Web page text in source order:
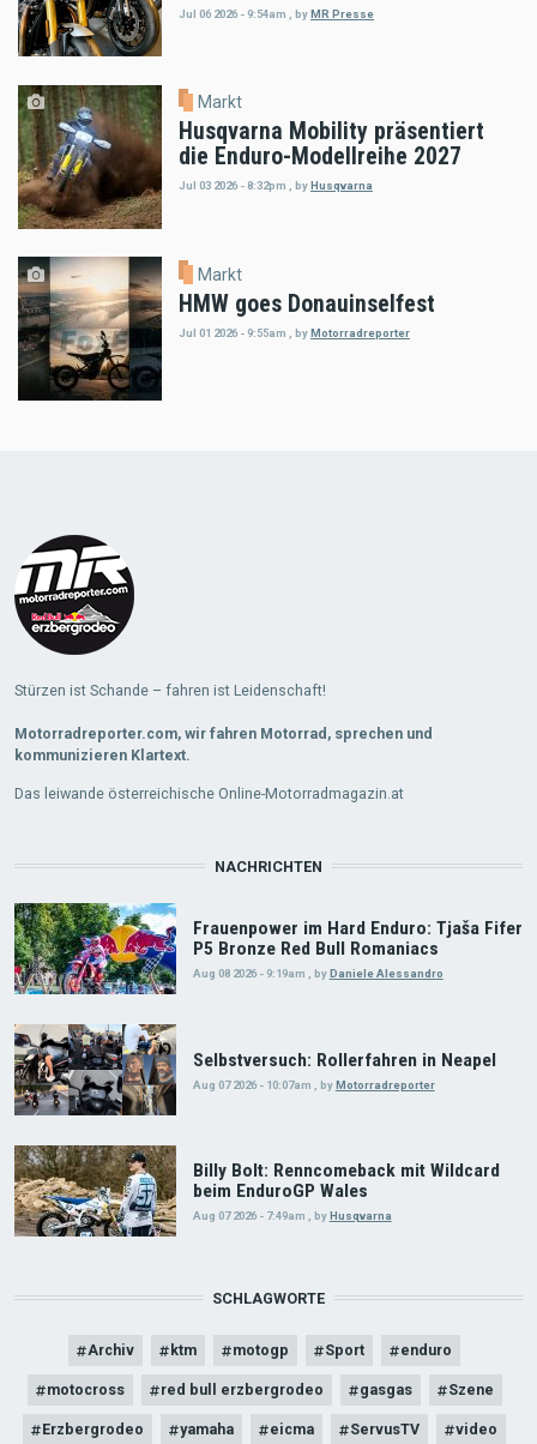
Jul 06 2026 - 9:54am byMR Presse
Markt
Husqvarna Mobility präsentiert
die Enduro-Modellreihe 2027
Jul 03 2026 - 8:32pm , by Husqvarna
Markt
HMW goes Donauinselfest
Jul 01 2026 - 9:55am byMotorradreporter
Stürzen ist Schande – fahren ist Leidenschaft!
Motorradreporter.com, wir fahren Motorrad, sprechen und
kommunizieren Klartext.
Das leiwande österreichische Online-Motorradmagazin.at
NACHRICHTEN
Frauenpower im Hard Enduro: Tjaša Fifer
P5 Bronze Red Bull Romaniacs
Aug 08 2026 - 9:19am , byDaniele Alessandro
Selbstversuch: Rollerfahren in Neapel
Aug 07 2026 - 10:07am byMotorradreporter
Billy Bolt: Renncomeback mit Wildcard
beim EnduroGP Wales
Aug 07 2026 - 7:49am byHusqvarna
SCHLAGWORTE
Archiv ktm motogp Sport enduro
motocross red bull erzbergrodeo gasgas Szene
Erzbergrodeo yamaha eicma ServusTV video